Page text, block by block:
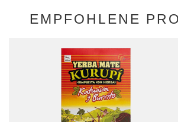
EMPFOHLENE